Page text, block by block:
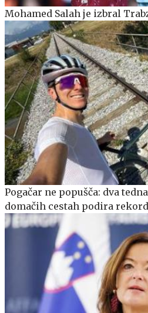
Mohamed Salah je izbral
Pogačar ne popušča: dva
domačih cestah podira